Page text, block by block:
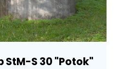
StM-S 30 "Potok"